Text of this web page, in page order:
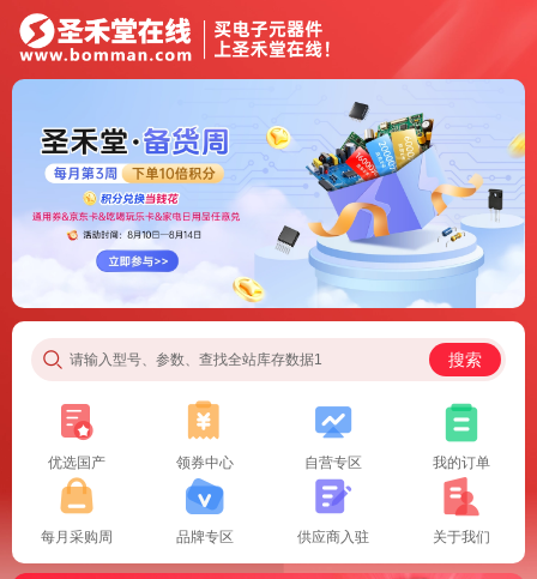
请输入型号、参数、查找全站库存数据1 搜索
优选国产 领券中心 自营专区 我的订单
每月采购周 品牌专区 供应商入驻 关于我们